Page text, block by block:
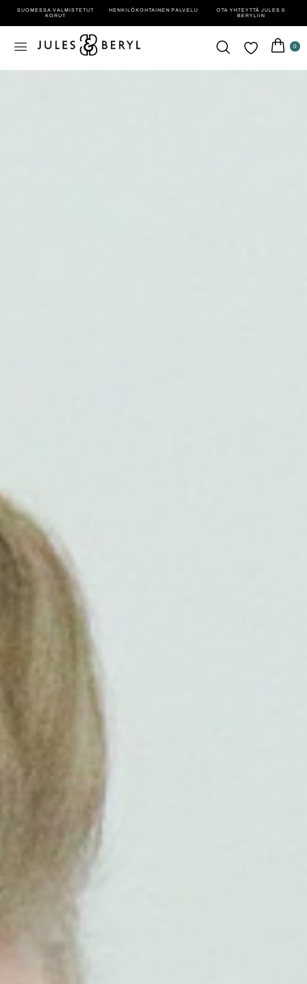
SUOMESSA VALMISTETUT
KORUT
HENKILÖ­KOHTAINEN PALVELU
OTA YHTEYTTÄ JULES &
BERYLIIN
0